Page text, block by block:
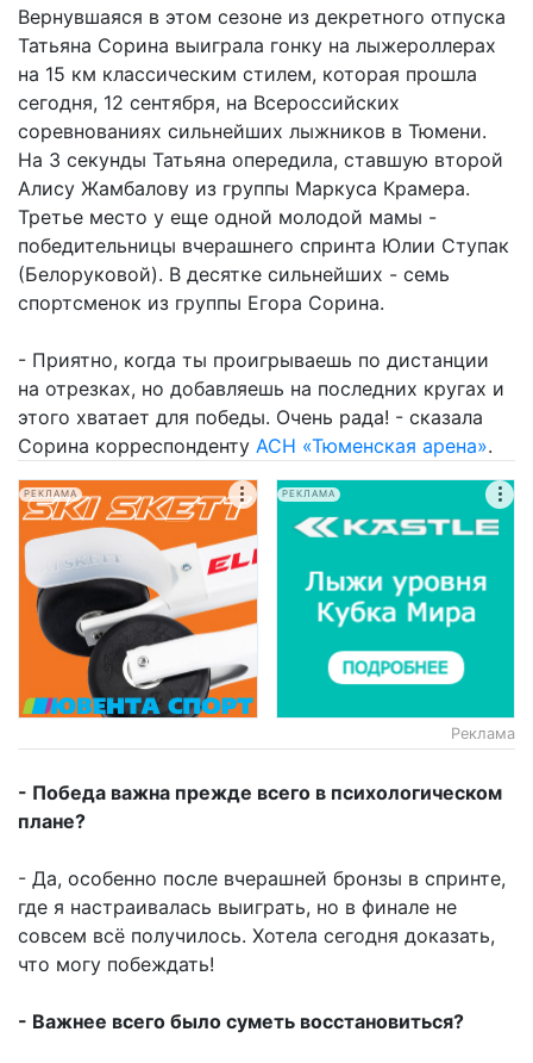
Вернувшаяся в этом сезоне из декретного отпуска
Татьяна Сорина выиграла гонку на лыжероллерах
на 15 км классическим стилем, которая прошла
сегодня, 12 сентября, на Всероссийских
соревнованиях сильнейших лыжников в Тюмени.
На 3 секунды Татьяна опередила, ставшую второй
Алису Жамбалову из группы Маркуса Крамера.
Третье место у еще одной молодой мамы -
победительницы вчерашнего спринта Юлии Ступак
(Белоруковой). В десятке сильнейших - семь
спортсменок из группы Егора Сорина.
- Приятно, когда ты проигрываешь по дистанции
на отрезках, но добавляешь на последних кругах и
этого хватает для победы. Очень рада! - сказала
Сорина корреспонденту АСН «Тюменская арена».
РЕКЛАМА РЕКЛАМА
Реклама
- Победа важна прежде всего в психологическом
плане?
- Да, особенно после вчерашней бронзы в спринте,
где я настраивалась выиграть, но в финале не
совсем всё получилось. Хотела сегодня доказать,
что могу побеждать!
- Важнее всего было суметь восстановиться?